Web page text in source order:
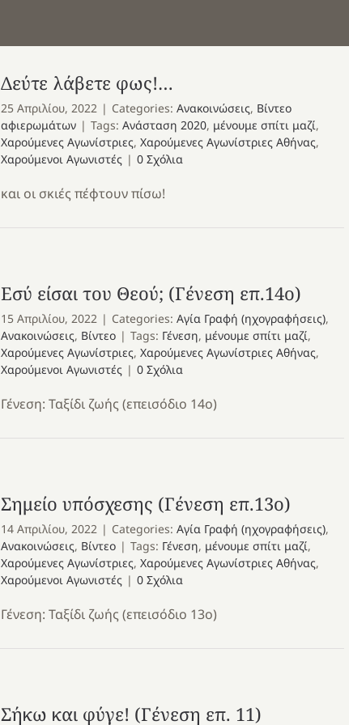
Δεύτε λάβετε φως!…
25 Απριλίου, 2022 | Categories: Ανακοινώσεις, Βίντεο
αφιερωμάτων | Tags: Ανάσταση 2020, μένουμε σπίτι μαζί,
Χαρούμενες Αγωνίστριες, Χαρούμενες Αγωνίστριες Αθήνας,
Χαρούμενοι Αγωνιστές | 0 Σχόλια
και οι σκιές πέφτουν πίσω!
Εσύ είσαι του Θεού; (Γένεση επ.14ο)
15 Απριλίου, 2022 | Categories: Αγία Γραφή (ηχογραφήσεις),
Ανακοινώσεις, Βίντεο | Tags: Γένεση, μένουμε σπίτι μαζί,
Χαρούμενες Αγωνίστριες, Χαρούμενες Αγωνίστριες Αθήνας,
Χαρούμενοι Αγωνιστές | 0 Σχόλια
Γένεση: Ταξίδι ζωής (επεισόδιο 14ο)
Σημείο υπόσχεσης (Γένεση επ.13ο)
14 Απριλίου, 2022 | Categories: Αγία Γραφή (ηχογραφήσεις),
Ανακοινώσεις, Βίντεο | Tags: Γένεση, μένουμε σπίτι μαζί,
Χαρούμενες Αγωνίστριες, Χαρούμενες Αγωνίστριες Αθήνας,
Χαρούμενοι Αγωνιστές | 0 Σχόλια
Γένεση: Ταξίδι ζωής (επεισόδιο 13ο)
Σήκω και φύγε! (Γένεση επ. 11)